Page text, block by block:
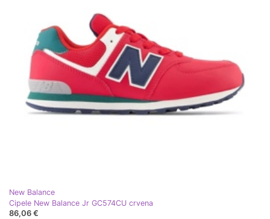
New Balance
Cipele New Balance Jr GC574CU crvena
86,06 €